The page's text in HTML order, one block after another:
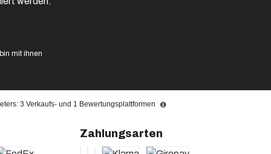
3 Verkaufs- und 1 Bewertungsplattformen
mit ihnen
Zahlungsarten